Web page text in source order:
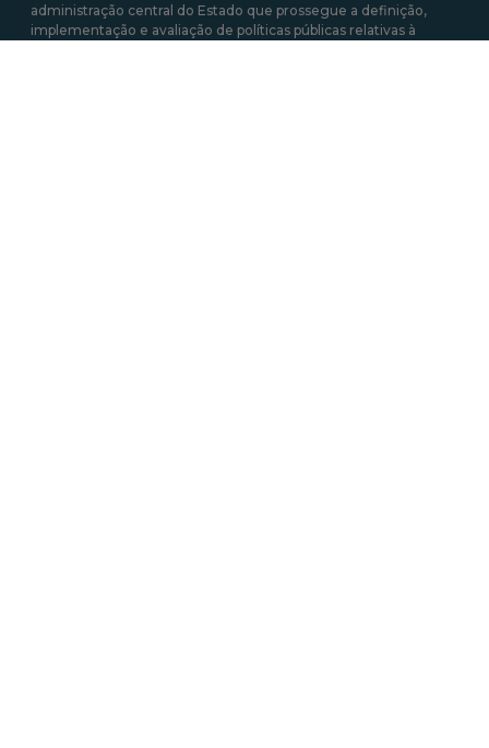
administração central do Estado que prossegue a definição,
implementação e avaliação de políticas públicas relativas à